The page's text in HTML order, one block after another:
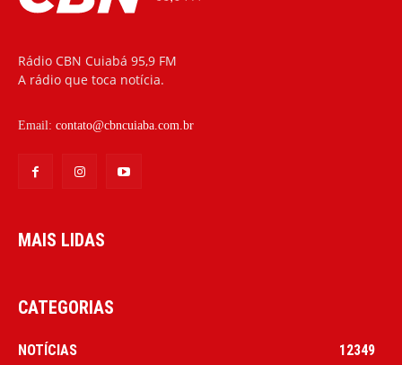
Rádio CBN Cuiabá 95,9 FM
A rádio que toca notícia.
Email: contato@cbncuiaba.com.br
MAIS LIDAS
CATEGORIAS
NOTÍCIAS 12349